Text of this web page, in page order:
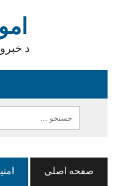
د
صفحه اصلی